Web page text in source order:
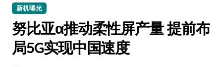
新机曝光
努比亚α推动柔性屏产量 提前布
局5G实现中国速度